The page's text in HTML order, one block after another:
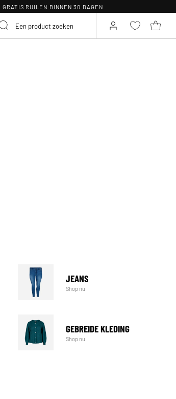
GRATIS RUILEN BINNEN 30 DAGEN
JEANS
Shop nu
GEBREIDE KLEDING
Shop nu